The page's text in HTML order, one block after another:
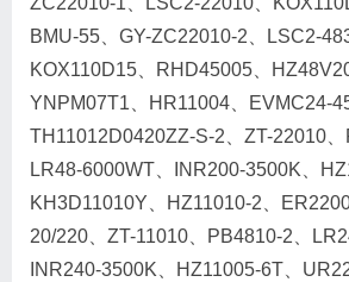
BMU-55、GY-ZC22010-2、LSC2-
KOX110D15、RHD45005、
YNPM07T1、HR11004、EVMC24-
TH11012D0420ZZ-S-2、ZT-22010、
LR48-6000WT、INR200-3500K、
KH3D11010Y、HZ11010-2、
20/220、ZT-11010、PB4810-2、
INR240-3500K、HZ11005-6T、